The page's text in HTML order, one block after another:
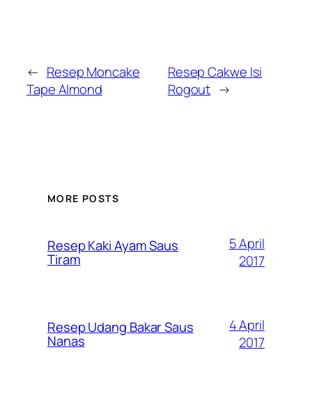
← Resep Moncake
Tape Almond
Resep Cakwe Isi
Rogout →
MORE POSTS
Resep Kaki Ayam Saus
Tiram
5 April
2017
Resep Udang Bakar Saus
Nanas
4 April
2017